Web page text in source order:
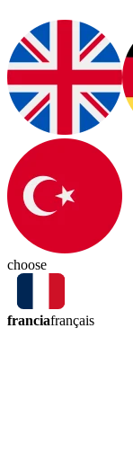
choose
franciafrançais